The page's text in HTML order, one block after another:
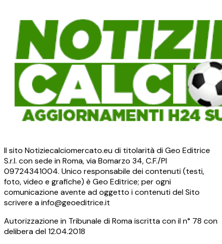
Il sito Notiziecalciomercato.eu di titolarità di Geo Editrice
S.r.l. con sede in Roma, via Bomarzo 34, C.F./PI
09724341004. Unico responsabile dei contenuti (testi,
foto, video e grafiche) è Geo Editrice; per ogni
comunicazione avente ad oggetto i contenuti del Sito
scrivere a info@geoeditrice.it
Autorizzazione in Tribunale di Roma iscritta con il n° 78 con
delibera del 12.04.2018